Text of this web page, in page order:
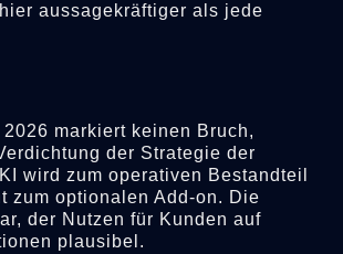
aussagekräftiger als jede
markiert keinen Bruch,
der Strategie der
wird zum operativen Bestandteil
zum optionalen Add-on. Die
der Nutzen für Kunden auf
plausibel.